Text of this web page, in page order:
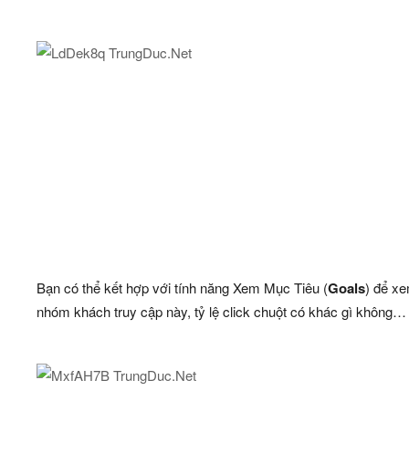
Bạn có thể kết hợp với tính năng Xem Mục Tiêu (Goals) để
nhóm khách truy cập này, tỷ lệ click chuột có khác gì không…